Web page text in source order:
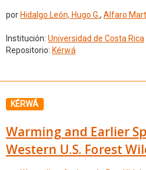
por Hidalgo León, Hugo G., Alfaro
Institución: Universidad de Costa Rica
Repositorio: Kérwá
KÉRWÁ
Warming and Earlier
Western U.S. Forest